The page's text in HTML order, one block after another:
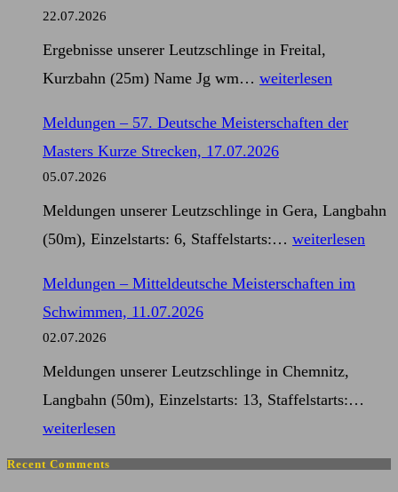
der
Masters
Kurze
Strecken,
22.07.2026
Ergebnisse unserer Leutzschlinge in Freital,
Kurzbahn (25m) Name Jg wm… Ergebnisse
28.
Schwimmfest
Windberg,
04.07.2026
weiterlesen
Meldungen – 57. Deutsche Meisterschaften der
Masters Kurze Strecken, 17.07.2026
05.07.2026
Meldungen unserer Leutzschlinge in Gera, Langbahn
(50m), Einzelstarts: 6, Staffelstarts:… Meldungen
57.
der
Masters
weiterlesen
Meldungen – Mitteldeutsche Meisterschaften im
Schwimmen, 11.07.2026
02.07.2026
Meldungen unserer Leutzschlinge in Chemnitz,
Langbahn (50m), Einzelstarts: 13, Staffelstarts:…
weiterlesen
Recent Comments